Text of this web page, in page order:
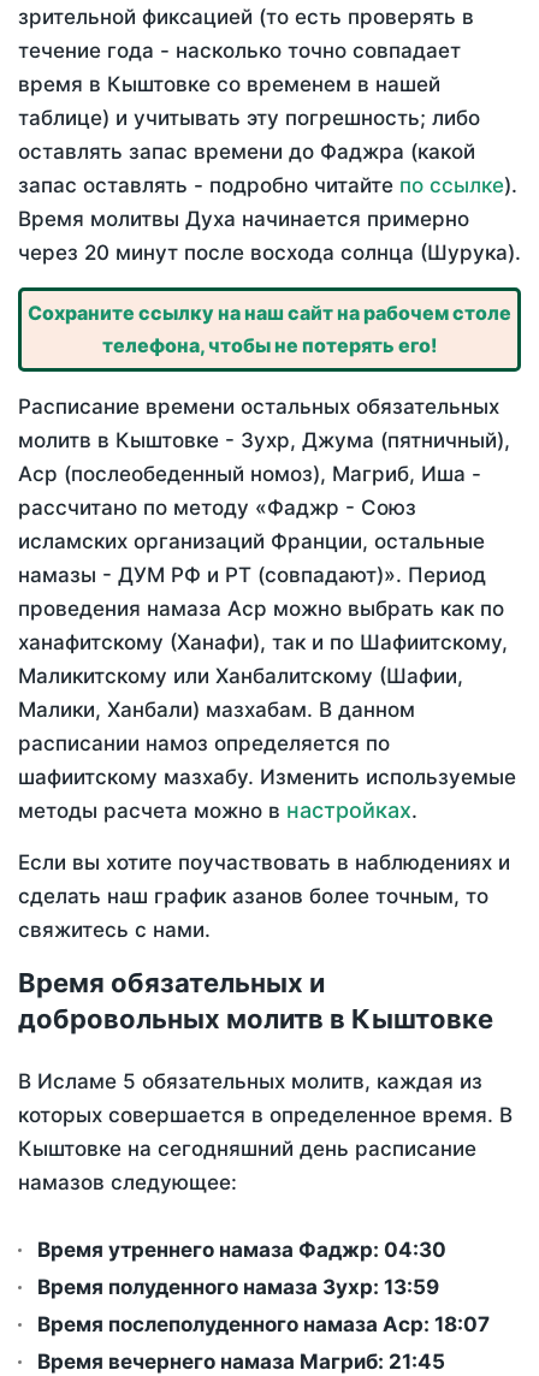
зрительной фиксацией (то есть проверять в
течение года - насколько точно совпадает
время в Кыштовке со временем в нашей
таблице) и учитывать эту погрешность; либо
оставлять запас времени до Фаджра (какой
запас оставлять - подробно читайте по ссылке).
Время молитвы Духа начинается примерно
через 20 минут после восхода солнца (Шурука).
Сохраните ссылку на наш сайт на рабочем столе
телефона, чтобы не потерять его!
Расписание времени остальных обязательных
молитв в Кыштовке - Зухр, Джума (пятничный),
Аср (послеобеденный номоз), Магриб, Иша -
рассчитано по методу «Фаджр - Союз
исламских организаций Франции, остальные
намазы - ДУМ РФ и РТ (совпадают)». Период
проведения намаза Аср можно выбрать как по
ханафитскому (Ханафи), так и по Шафиитскому,
Маликитскому или Ханбалитскому (Шафии,
Малики, Ханбали) мазхабам. В данном
расписании намоз определяется по
шафиитскому мазхабу. Изменить используемые
методы расчета можно в настройках.
Если вы хотите поучаствовать в наблюдениях и
сделать наш график азанов более точным, то
свяжитесь с нами.
Время обязательных и
добровольных молитв в Кыштовке
В Исламе 5 обязательных молитв, каждая из
которых совершается в определенное время. В
Кыштовке на сегодняшний день расписание
намазов следующее:
Время утреннего намаза Фаджр: 04:30
Время полуденного намаза Зухр: 13:59
Время послеполуденного намаза Аср: 18:07
Время вечернего намаза Магриб: 21:45